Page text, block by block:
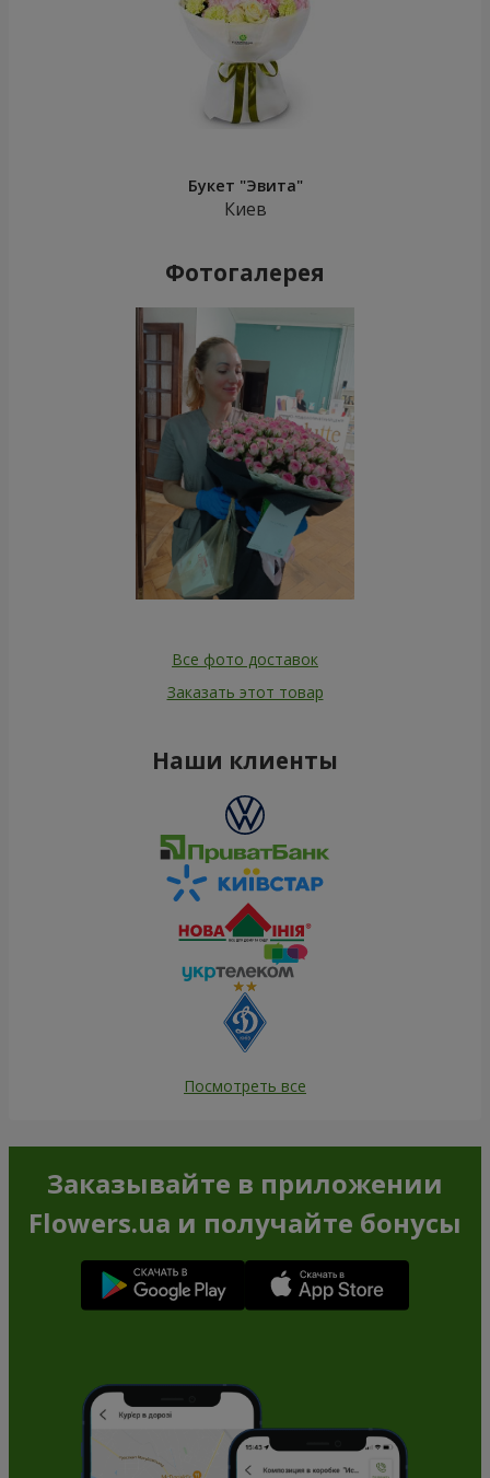
Букет "Эвита"
Киев
Фотогалерея
Все фото доставок
Заказать этот товар
Наши клиенты
Посмотреть все
Заказывайте в приложении
Flowers.ua и получайте бонусы